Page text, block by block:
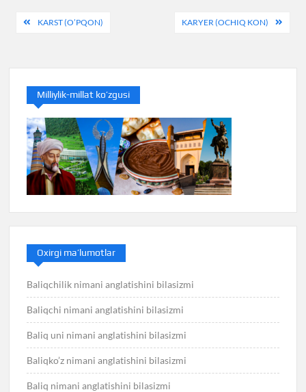
PostKARST (O’PQON) KARYER (OCHIQ KON)
Milliylik-millat ko’zgusi
Oxirgi ma’lumotlar
Baliqchilik nimani anglatishini bilasizmi
Baliqchi nimani anglatishini bilasizmi
Baliq uni nimani anglatishini bilasizmi
Baliqko’z nimani anglatishini bilasizmi
Baliq nimani anglatishini bilasizmi